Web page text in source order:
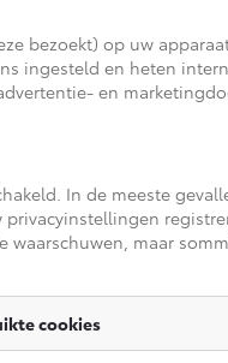
bezoekt) op uw
ingesteld en heten
en
In de meeste
maar
cookies